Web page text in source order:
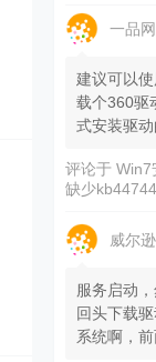
一品
建议可以
载个360驱
式安装驱动
评论于Win7
缺少
威尔逊
服务启动
回头下载
系统啊，前